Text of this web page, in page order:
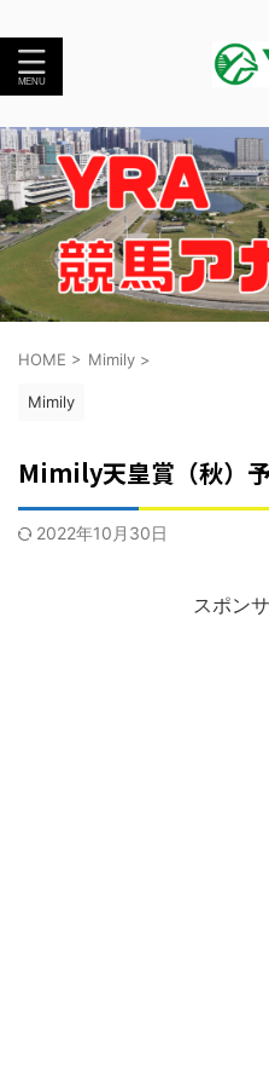
HOME > Mimily >
Mimily
Mimily天皇賞（秋）
2022年10月30日
スポン